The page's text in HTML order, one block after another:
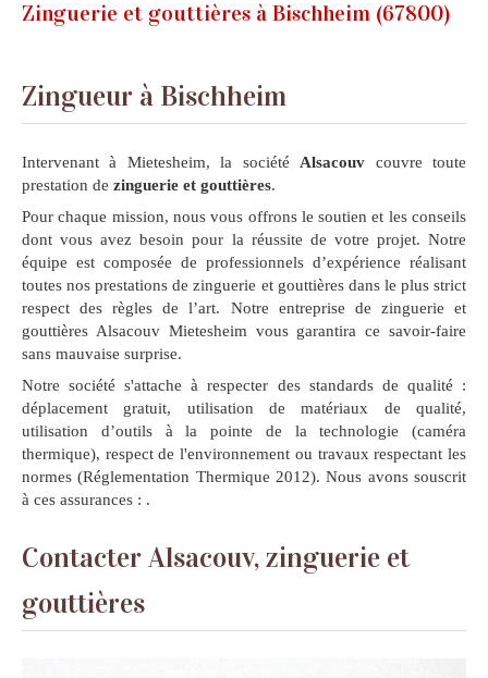
Zinguerie et gouttières à Bischheim (67800)
Zingueur à Bischheim
Intervenant à Mietesheim, la société Alsacouv couvre toute
prestation de zinguerie et gouttières.
Pour chaque mission, nous vous offrons le soutien et les conseils
dont vous avez besoin pour la réussite de votre projet. Notre
équipe est composée de professionnels d’expérience réalisant
toutes nos prestations de zinguerie et gouttières dans le plus strict
respect des règles de l’art. Notre entreprise de zinguerie et
gouttières Alsacouv Mietesheim vous garantira ce savoir-faire
sans mauvaise surprise.
Notre société s'attache à respecter des standards de qualité :
déplacement gratuit, utilisation de matériaux de qualité,
utilisation d’outils à la pointe de la technologie (caméra
thermique), respect de l'environnement ou travaux respectant les
normes (Réglementation Thermique 2012). Nous avons souscrit
à ces assurances : .
Contacter Alsacouv, zinguerie et
gouttières